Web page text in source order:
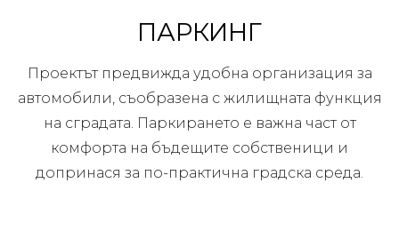
ПАРКИНГ
Проектът предвижда удобна организация за
автомобили, съобразена с жилищната функция
на сградата. Паркирането е важна част от
комфорта на бъдещите собственици и
допринася за по-практична градска среда.